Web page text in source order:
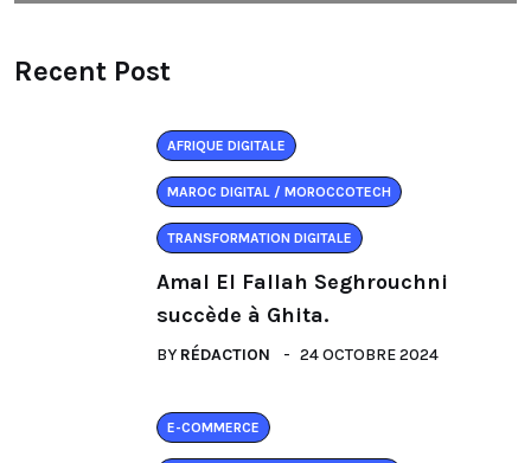
Recent Post
AFRIQUE DIGITALE
MAROC DIGITAL / MOROCCOTECH
TRANSFORMATION DIGITALE
Amal El Fallah Seghrouchni
succède à Ghita.
BY RÉDACTION 24 OCTOBRE 2024
E-COMMERCE